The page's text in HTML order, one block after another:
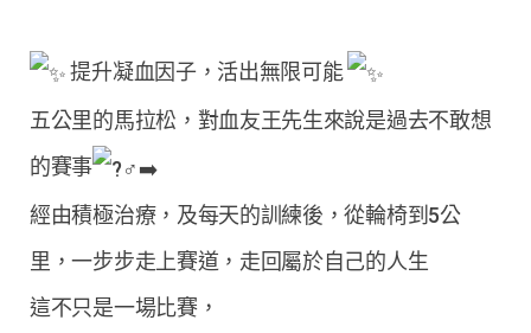
提升凝血因子，活出無限可能
五公里的馬拉松，對血友王先生來說是過去不敢想
的賽事
經由積極治療，及每天的訓練後，從輪椅到5公
里，​一步步走上賽道，走回屬於自己的人生​
這不只是一場比賽，​